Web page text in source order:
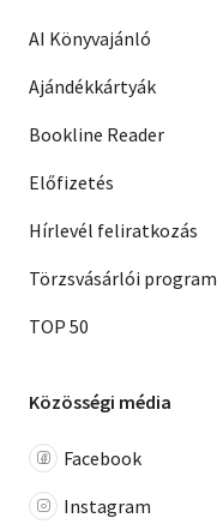
AI Könyvajánló
Ajándékkártyák
Bookline Reader
Előfizetés
Hírlevél feliratkozás
Törzsvásárlói program
TOP 50
Közösségi média
Facebook
Instagram